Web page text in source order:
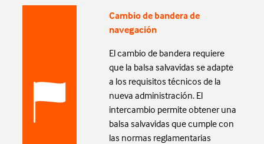
Cambio de bandera de
navegación
El cambio de bandera requiere
que la balsa salvavidas se adapte
a los requisitos técnicos de la
nueva administración. El
intercambio permite obtener una
balsa salvavidas que cumple con
las normas reglamentarias